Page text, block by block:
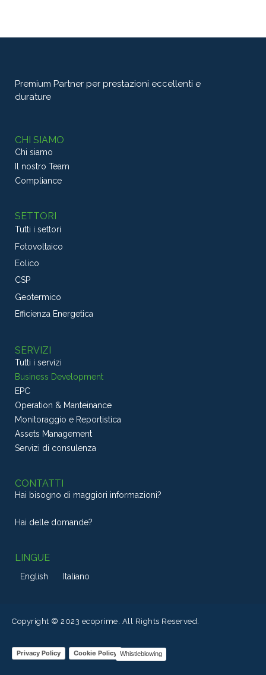
Premium Partner per prestazioni eccellenti e
durature
CHI SIAMO
Chi siamo
Il nostro Team
Compliance
SETTORI
Tutti i settori
Fotovoltaico
Eolico
CSP
Geotermico
Efficienza Energetica
SERVIZI
Tutti i servizi
Business Development
EPC
Operation & Manteinance
Monitoraggio e Reportistica
Assets Management
Servizi di consulenza
CONTATTI
Hai bisogno di maggiori informazioni?
Hai delle domande?
LINGUE
English Italiano
Copyright © 2023 ecoprime. All Rights Reserved.
Privacy Policy Cookie Policy Whistleblowing